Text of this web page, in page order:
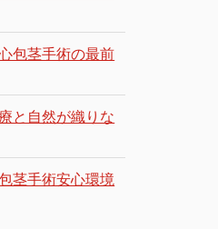
包茎手術の最前
と自然が織りな
茎手術安心環境